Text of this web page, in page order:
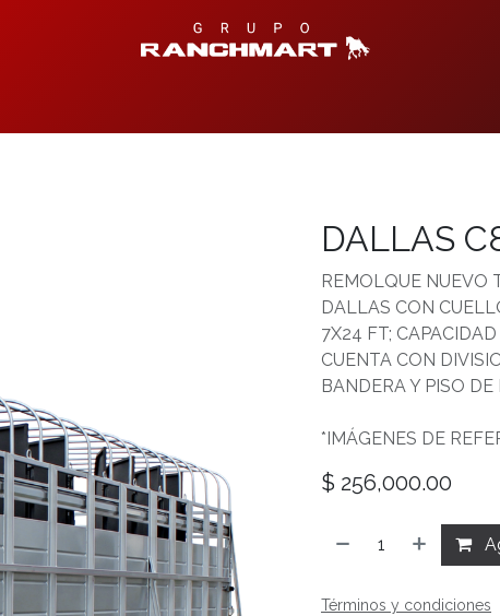
DALLAS
REMOLQUE NUEVO
DALLAS CON
7X24 FT;
CUENTA CON
BANDERA Y PISO DE
*IMÁGENES DE
$ 256,000.00
Términos y condiciones